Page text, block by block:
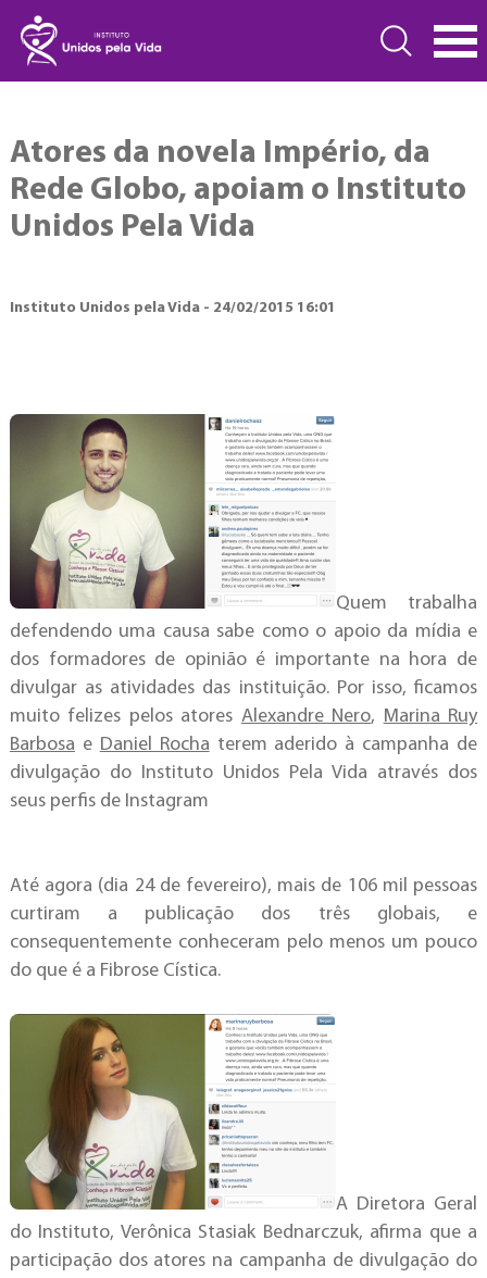
Atores da novela Império, da
Rede Globo, apoiam o Instituto
Unidos Pela Vida
Instituto Unidos pela Vida - 24/02/2015 16:01
Quem trabalha
defendendo uma causa sabe como o apoio da mídia e
dos formadores de opinião é importante na hora de
divulgar as atividades das instituição. Por isso, ficamos
muito felizes pelos atores Alexandre Nero, Marina Ruy
Barbosa e Daniel Rocha terem aderido à campanha de
divulgação do Instituto Unidos Pela Vida através dos
seus perfis de Instagram
Até agora (dia 24 de fevereiro), mais de 106 mil pessoas
curtiram a publicação dos três globais, e
consequentemente conheceram pelo menos um pouco
do que é a Fibrose Cística.
A Diretora Geral
do Instituto, Verônica Stasiak Bednarczuk, afirma que a
participação dos atores na campanha de divulgação do